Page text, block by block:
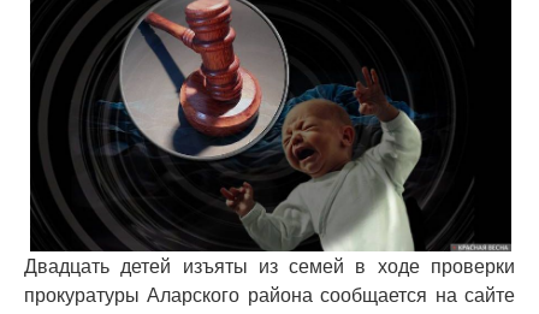
в
Усть-
Куте
Двадцать детей изъяты из семей в ходе проверки
прокуратуры Аларского района сообщается на сайте